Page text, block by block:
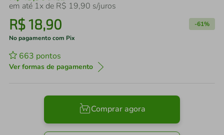
em até 1x de R$ 19,90 s/juros
R$18,90 -61%
No pagamento com Pix
663 pontos
Ver formas de pagamento
Comprar agora